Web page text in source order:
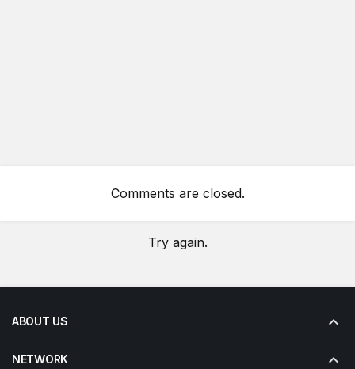
Comments are closed.
Try again.
ABOUT US
NETWORK